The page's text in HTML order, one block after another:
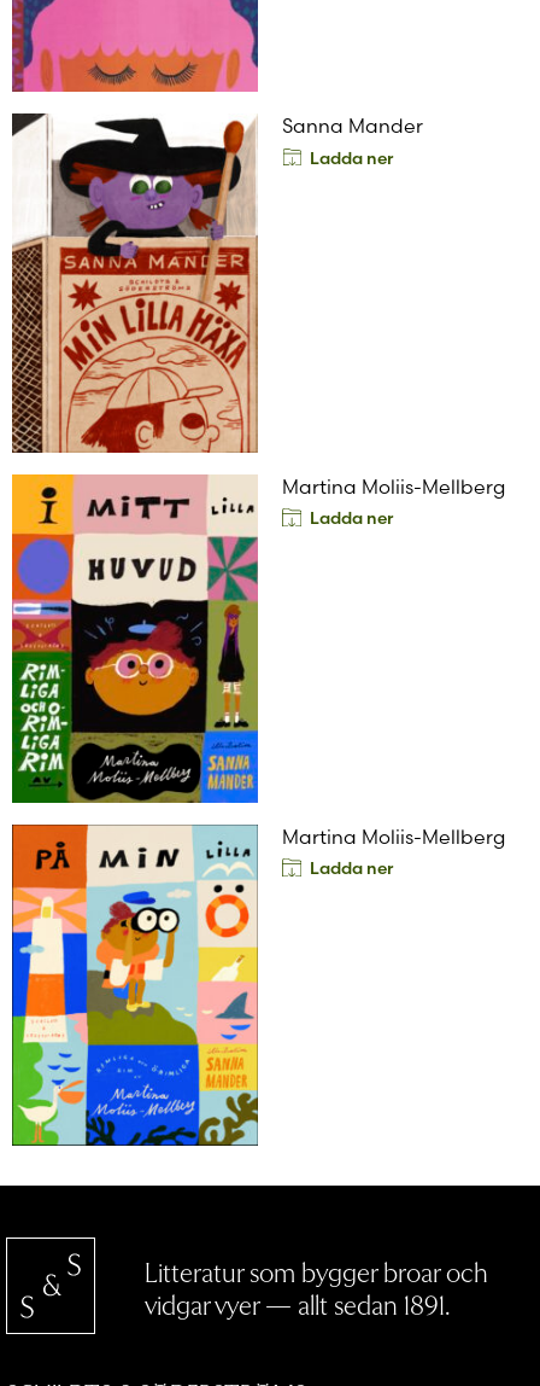
Sanna Mander
Ladda ner
Martina Moliis-Mellberg
Ladda ner
Martina Moliis-Mellberg
Ladda ner
Litteratur som bygger broar och
vidgar vyer — allt sedan 1891.